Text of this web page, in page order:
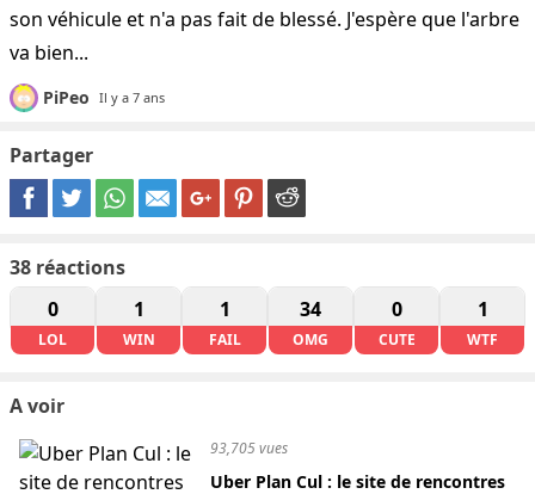
son véhicule et n'a pas fait de blessé. J'espère que l'arbre
va bien...
PiPeo Il y a 7 ans
Partager
38 réactions
0
LOL
1
WIN
1
FAIL
34
OMG
0
CUTE
1
WTF
A voir
93,705 vues
Uber Plan Cul : le site de rencontres